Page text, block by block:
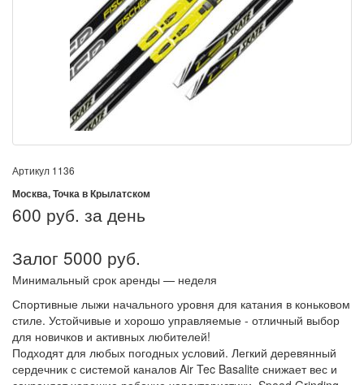
Артикул 1136
Москва, Точка в Крылатском
600 руб. за день
Залог 5000 руб.
Минимальный срок аренды — неделя
Спортивные лыжи начального уровня для катания в коньковом
стиле. Устойчивые и хорошо управляемые - отличный выбор
для новичков и активных любителей!
Подходят для любых погодных условий. Легкий деревянный
сердечник с системой каналов Air Tec Basalite снижает вес и